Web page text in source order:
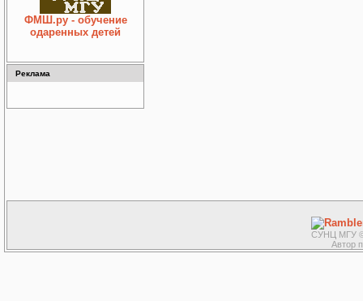
ФМШ.ру - обучение
одаренных детей
Реклама
СУНЦ МГУ ©
Автор